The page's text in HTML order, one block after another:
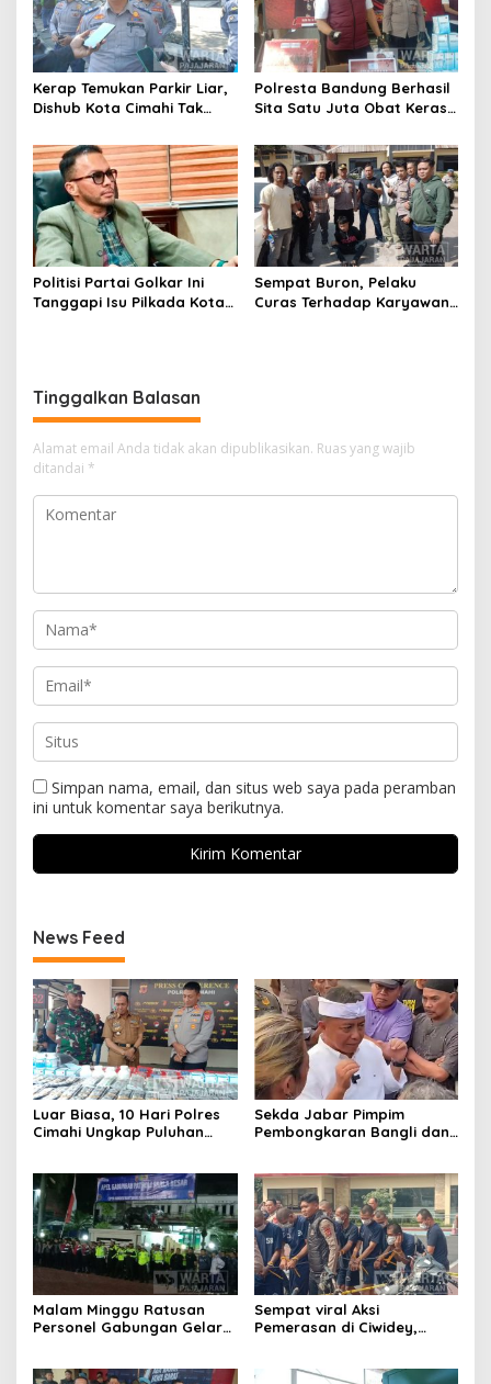
Kerap Temukan Parkir Liar,
Dishub Kota Cimahi Tak
Pembinaan
Polresta Bandung Berhasil
Sita Satu Juta Obat Keras
Kasus Narkoba
Politisi Partai Golkar Ini
Tanggapi Isu Pilkada Kota
Sempat Buron, Pelaku
Curas Terhadap Karyawan
Tinggalkan Balasan
Alamat email Anda tidak akan dipublikasikan. Ruas yang wajib
ditandai *
Simpan nama, email, dan situs web saya pada peramban
ini untuk komentar saya berikutnya.
News Feed
Luar Biasa, 10 Hari Polres
Cimahi Ungkap Puluhan
Sekda Jabar Pimpim
Pembongkaran Bangli dan
Malam Minggu Ratusan
Personel Gabungan Gelar
Sempat viral Aksi
Pemerasan di Ciwidey,